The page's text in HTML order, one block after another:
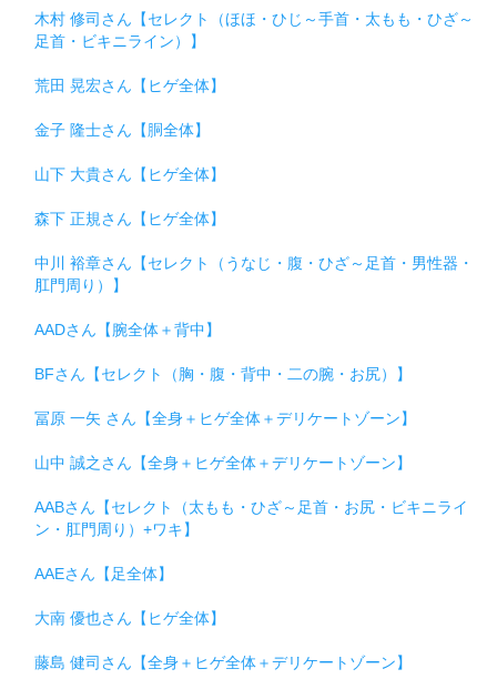
木村 修司さん【セレクト（ほほ・ひじ～手首・太もも・ひざ～
足首・ビキニライン）】
荒田 晃宏さん【ヒゲ全体】
金子 隆士さん【胴全体】
山下 大貴さん【ヒゲ全体】
森下 正規さん【ヒゲ全体】
中川 裕章さん【セレクト（うなじ・腹・ひざ～足首・男性器・
肛門周り）】
AADさん【腕全体＋背中】
BFさん【セレクト（胸・腹・背中・二の腕・お尻）】
冨原 一矢 さん【全身＋ヒゲ全体＋デリケートゾーン】
山中 誠之さん【全身＋ヒゲ全体＋デリケートゾーン】
AABさん【セレクト（太もも・ひざ～足首・お尻・ビキニライ
ン・肛門周り）+ワキ】
AAEさん【足全体】
大南 優也さん【ヒゲ全体】
藤島 健司さん【全身＋ヒゲ全体＋デリケートゾーン】